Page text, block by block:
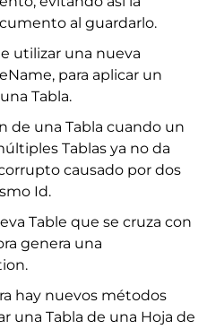
al guardarlo.
utilizar una nueva
para aplicar un
Tabla.
de una Tabla cuando un
Tablas ya no da
causado por dos
Id.
Table que se cruza con
genera una
hay nuevos métodos
una Tabla de una Hoja de